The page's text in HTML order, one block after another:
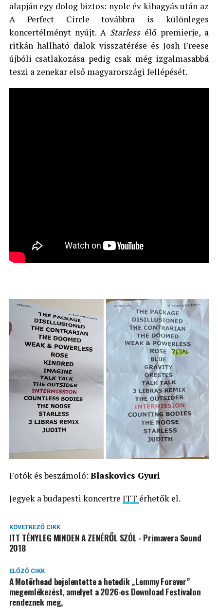
alapján egy dolog biztos: nyolc év kihagyás után az
A Perfect Circle továbbra is különleges
koncertélményt nyújt. A Starless élő premierje, a
ritkán hallható dalok visszatérése és Josh Freese
újbóli csatlakozása pedig csak még izgalmasabbá
teszi a zenekar első magyarországi fellépését.
Fotók és beszámoló: Blaskovics Gyuri
Jegyek a budapesti koncertre ITT érhetők el.
KÖVETKEZŐ CIKK
ITT TÉNYLEG MINDEN A ZENÉRŐL SZÓL - Primavera Sound
2018
ELŐZŐ CIKK
A Motörhead bejelentette a hetedik „Lemmy Forever”
megemlékezést, amelyet a 2026-os Download Festivalon
rendeznek meg,